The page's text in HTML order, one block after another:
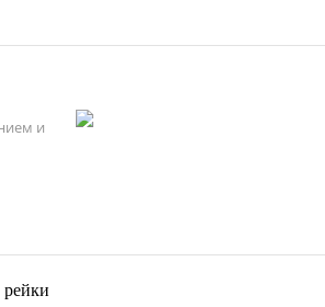
и